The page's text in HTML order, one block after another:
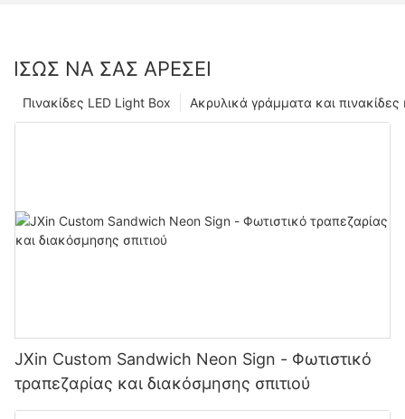
ΊΣΩΣ ΝΑ ΣΑΣ ΑΡΈΣΕΙ
Ακρυλικά γράμματα και
Πινακίδες LED Light Box
JXin Custom Sandwich Neon Sign - Φωτιστικό
τραπεζαρίας και διακόσμησης σπιτιού